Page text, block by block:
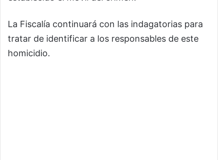
La Fiscalía continuará con las indagatorias para
tratar de identificar a los responsables de este
homicidio.